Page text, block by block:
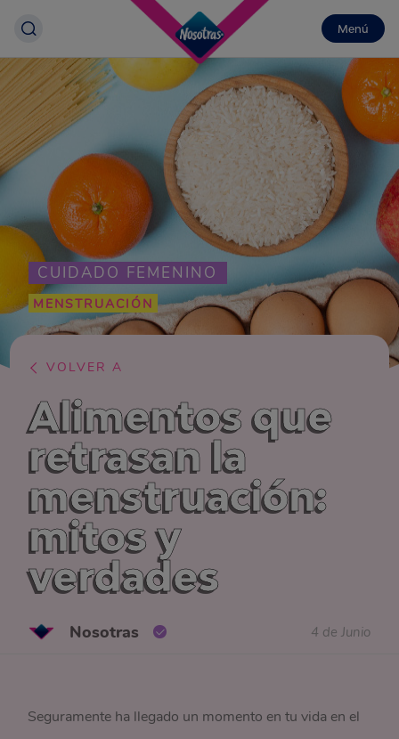
Menú
CUIDADO FEMENINO
MENSTRUACIÓN
VOLVER A
Alimentos que
retrasan la
menstruación:
mitos y
verdades
Nosotras 4 de Junio
Seguramente ha llegado un momento en tu vida en el